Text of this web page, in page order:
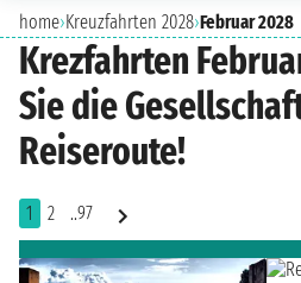
home›Kreuzfahrten 2028›Februar 2028
Krezfahrten
Sie die
Reiseroute!
1 2 ..97